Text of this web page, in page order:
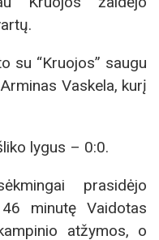
su “Kruojos” saugu
Vaskela, kurį
lygus – 0:0.
prasidėjo
46 minutę Vaidotas
atžymos, o